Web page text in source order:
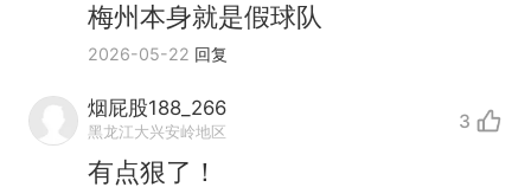
梅州本身就是假球队
2026-05-22 回复
烟屁股188_266
黑龙江大兴安岭地区 3
有点狠了！